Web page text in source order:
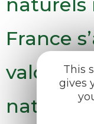
naturels
France
valoriser
This
gives